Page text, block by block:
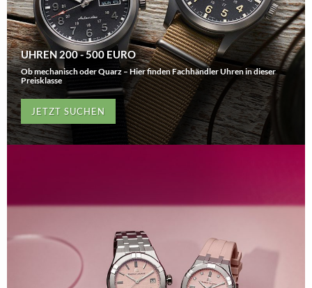
UHREN 200 - 500 EURO
Ob mechanisch oder Quarz – Hier finden Fachhändler Uhren in dieser
Preisklasse
JETZT SUCHEN